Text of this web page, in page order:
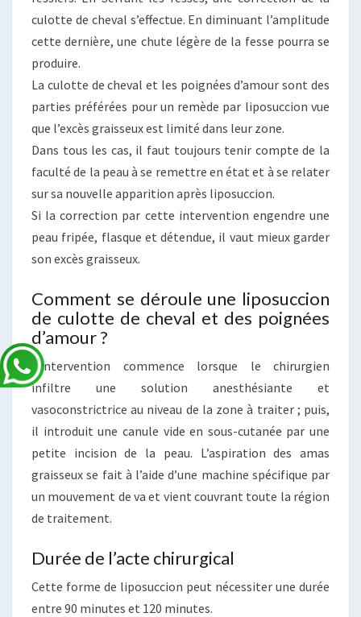
culotte de cheval s’effectue. En diminuant l’amplitude
cette dernière, une chute légère de la fesse pourra se
produire.
La culotte de cheval et les poignées d’amour sont des
parties préférées pour un remède par liposuccion vue
que l’excès graisseux est limité dans leur zone.
Dans tous les cas, il faut toujours tenir compte de la
faculté de la peau à se remettre en état et à se relater
sur sa nouvelle apparition après liposuccion.
Si la correction par cette intervention engendre une
peau fripée, flasque et détendue, il vaut mieux garder
son excès graisseux.
Comment se déroule une liposuccion
de culotte de cheval et des poignées
d’amour ?
L’intervention commence lorsque le chirurgien
infiltre une solution anesthésiante et
vasoconstrictrice au niveau de la zone à traiter ; puis,
il introduit une canule vide en sous-cutanée par une
petite incision de la peau. L’aspiration des amas
graisseux se fait à l’aide d’une machine spécifique par
un mouvement de va et vient couvrant toute la région
de traitement.
Durée de l’acte chirurgical
Cette forme de liposuccion peut nécessiter une durée
entre 90 minutes et 120 minutes.